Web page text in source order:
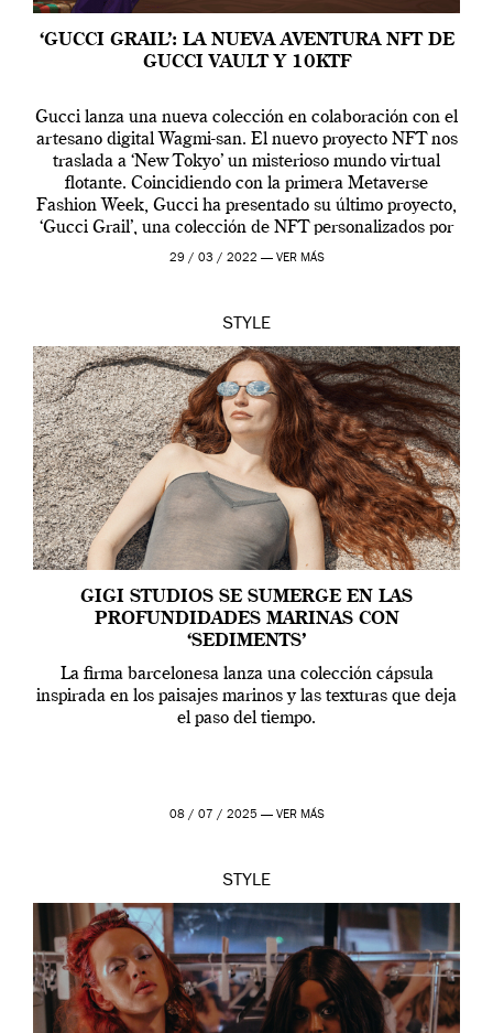
‘GUCCI GRAIL’: LA NUEVA AVENTURA NFT DE
GUCCI VAULT Y 10KTF
Gucci lanza una nueva colección en colaboración con el
artesano digital Wagmi-san. El nuevo proyecto NFT nos
traslada a ‘New Tokyo’ un misterioso mundo virtual
flotante. Coincidiendo con la primera Metaverse
Fashion Week, Gucci ha presentado su último proyecto,
‘Gucci Grail’, una colección de NFT personalizados por
Alessandro Michele, director creativo de la casa italiana
29 / 03 / 2022 — VER MÁS
STYLE
GIGI STUDIOS SE SUMERGE EN LAS
PROFUNDIDADES MARINAS CON
‘SEDIMENTS’
La firma barcelonesa lanza una colección cápsula
inspirada en los paisajes marinos y las texturas que deja
el paso del tiempo.
08 / 07 / 2025 — VER MÁS
STYLE